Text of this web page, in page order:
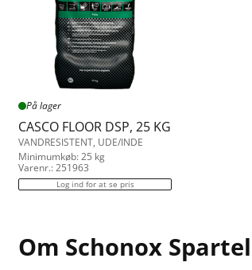
På lager
CASCO FLOOR DSP, 25 KG
VANDRESISTENT, UDE/INDE
Minimumkøb: 25 kg
Varenr.: 251963
Log ind for at se pris
Om Schonox